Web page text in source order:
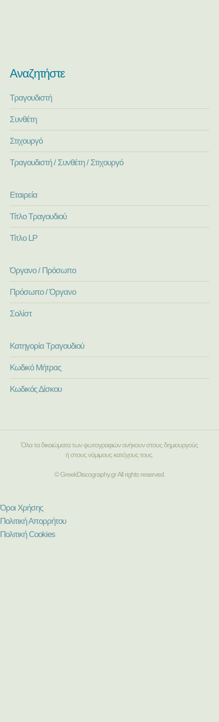
Αναζητήστε
Τραγουδιστή
Συνθέτη
Στιχουργό
Τραγουδιστή / Συνθέτη / Στιχουργό
Εταιρεία
Τίτλο Τραγουδιού
Τίτλο LP
Όργανο / Πρόσωπο
Πρόσωπο / Όργανο
Σολίστ
Κατηγορία Τραγουδιού
Κωδικό Μήτρας
Κωδικός Δίσκου
Όλα τα δικαιώματα των φωτογραφιών ανήκουν στους δημιουργούς
ή στους νόμιμους κατόχους τους.
© GreekDiscography.gr All rights reserved.
Όροι Χρήσης
Πολιτική Απορρήτου
Πολιτική Cookies